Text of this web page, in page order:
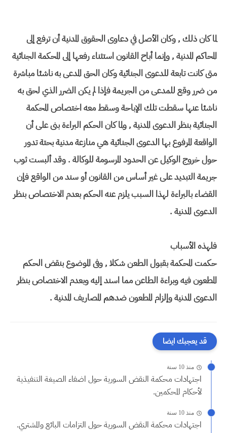
لما كان ذلك , وكان الأصل في دعاوى الحقوق المدنية أن ترفع إلى
المحاكم المدنية , وإنما أباح القانون استثناء رفعها إلى المحكمة الجنائية
متى كانت تابعة للدعوى الجنائية وكان الحق المدعى به ناشئا مباشرة
من ضرر وقع للمدعى من الجريمة فإذا لم يكن الضرر الذي لحق به
ناشئا عنها سقطت تلك الإباحة وسقط معه اختصاص المحكمة
الجنائية بنظر الدعوى المدنية , ولما كان الحكم البراءة بنى على أن
الواقعة المرفوع بها الدعوى الجنائية هي منازعة مدنية بحتة تدور
حول خروج الوكيل عن الحدود المرسومة للوكالة . وقد ألبست ثوب
جريمة التبديد على غير أساس من القانون أو سند من الواقع فإن
القضاء بالبراءة لهذا السبب يلزم عنه الحكم بعدم الاختصاص بنظر
الدعوى المدنية .
فلهذه الأسباب
حكمت المحكمة بقبول الطعن شكلا , وفى الموضوع بنقض الحكم
المطعون فيه وبراءة الطاعن مما اسند إليه وبعدم الاختصاص بنظر
الدعوى المدنية وإلزام المطعون ضدهم المصاريف المدنية .
قد يعجبك ايضا
منذ 10 سنة
اجتهادات محكمة النقض السورية حول اضفاء الصيغة التنفيذية
لأحكام المحكمين.
منذ 10 سنة
اجتهادات محكمة النقض السورية حول التزامات البائع والمشتري.